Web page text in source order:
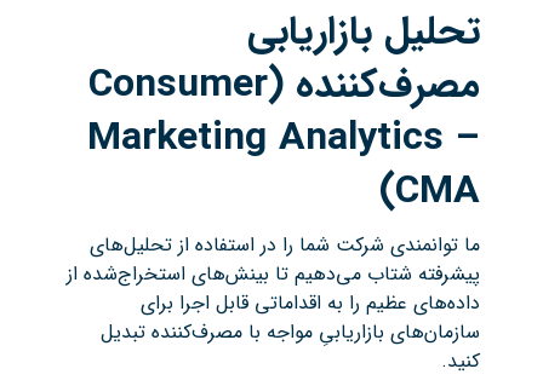
تحلیل بازاریابی
مصرف‌کننده (Consumer
Marketing Analytics –
CMA)
ما توانمندی شرکت شما را در استفاده از تحلیل‌های
پیشرفته شتاب می‌دهیم تا بینش‌های استخراج‌شده از
داده‌های عظیم را به اقداماتی قابل اجرا برای
سازمان‌های بازاریابیِ مواجه با مصرف‌کننده تبدیل
کنید.